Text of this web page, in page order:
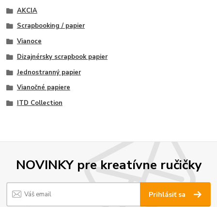
AKCIA
Scrapbooking / papier
Vianoce
Dizajnérsky scrapbook papier
Jednostranný papier
Vianočné papiere
ITD Collection
NOVINKY pre kreatívne ručičky
Prihlásiť sa